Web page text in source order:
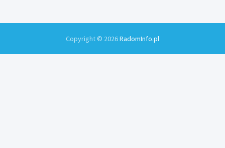
Copyright © 2026RadomInfo.pl